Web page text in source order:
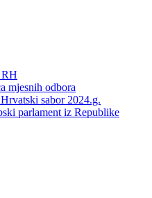
RH
mjesnih odbora
sabor 2024.g.
parlament iz Republike